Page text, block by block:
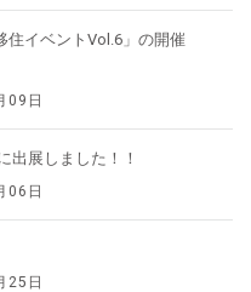
住イベントVol.6」の開催
09日
出展しました！！
06日
25日